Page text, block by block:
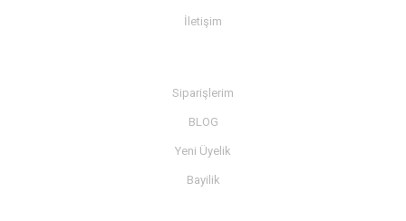
İletişim
Siparişlerim
BLOG
Yeni Üyelik
Bayilik